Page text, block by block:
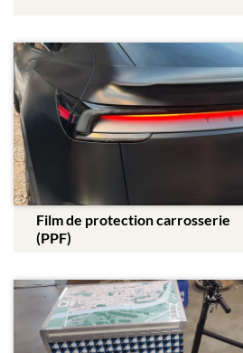
Film de protection carrosserie
(PPF)